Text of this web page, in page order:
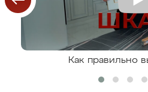
Как правильно